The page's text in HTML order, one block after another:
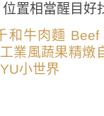
置相當醒目好